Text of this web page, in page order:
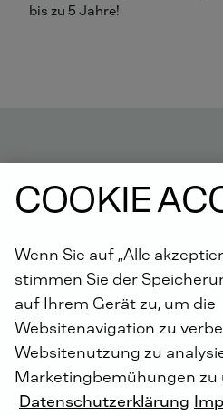
bis zu 5 Jahre!
COOKIE
Wenn Sie auf „Alle
stimmen Sie der
auf Ihrem Gerät zu, um die
Websitenavigation zu
Websitenutzung zu
Marketingbemühungen
Datenschutzerklärung